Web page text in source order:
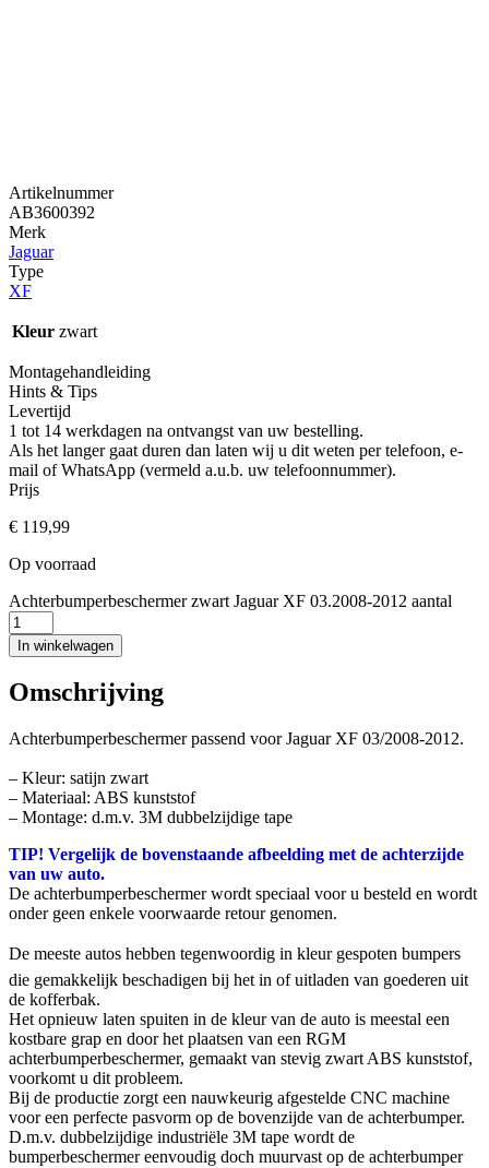
Artikelnummer
AB3600392
Merk
Jaguar
Type
XF
Kleur zwart
Montagehandleiding
Hints & Tips
Levertijd
1 tot 14 werkdagen na ontvangst van uw bestelling.
Als het langer gaat duren dan laten wij u dit weten per telefoon, e-
mail of WhatsApp (vermeld a.u.b. uw telefoonnummer).
Prijs
€ 119,99
Op voorraad
Achterbumperbeschermer zwart Jaguar XF 03.2008-2012 aantal
In winkelwagen
Omschrijving
Achterbumperbeschermer passend voor Jaguar XF 03/2008-2012.
– Kleur: satijn zwart
– Materiaal: ABS kunststof
– Montage: d.m.v. 3M dubbelzijdige tape
TIP! Vergelijk de bovenstaande afbeelding met de achterzijde
van uw auto.
De achterbumperbeschermer wordt speciaal voor u besteld en wordt
onder geen enkele voorwaarde retour genomen.
De meeste autos hebben tegenwoordig in kleur gespoten bumpers
die gemakkelijk beschadigen bij het in of uitladen van goederen uit
de kofferbak.
Het opnieuw laten spuiten in de kleur van de auto is meestal een
kostbare grap en door het plaatsen van een RGM
achterbumperbeschermer, gemaakt van stevig zwart ABS kunststof,
voorkomt u dit probleem.
Bij de productie zorgt een nauwkeurig afgestelde CNC machine
voor een perfecte pasvorm op de bovenzijde van de achterbumper.
D.m.v. dubbelzijdige industriële 3M tape wordt de
bumperbeschermer eenvoudig doch muurvast op de achterbumper